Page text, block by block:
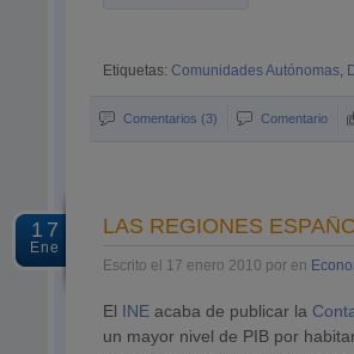
Etiquetas:Comunidades Autónomas,
Comentarios (3) Comentario
17
Ene
LAS REGIONES
Escrito el 17 enero 2010 por en
El INEacaba de publicar la
un mayor nivel de PIB por